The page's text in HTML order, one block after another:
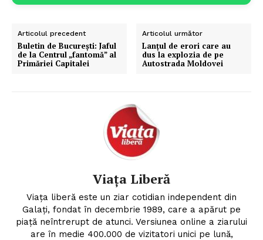
Articolul precedent
Buletin de București: Jaful
de la Centrul „fantomă” al
Primăriei Capitalei
Articolul următor
Lanțul de erori care au
dus la explozia de pe
Autostrada Moldovei
Viața Liberă
Viața liberă este un ziar cotidian independent din
Galați, fondat în decembrie 1989, care a apărut pe
piață neîntrerupt de atunci. Versiunea online a ziarului
are în medie 400.000 de vizitatori unici pe lună,